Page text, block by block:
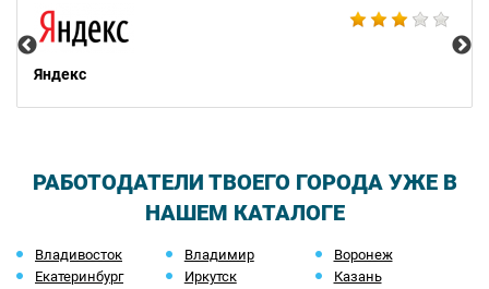
Яндекс
РАБОТОДАТЕЛИ ТВОЕГО ГОРОДА УЖЕ В
НАШЕМ КАТАЛОГЕ
Владивосток Владимир
Воронеж
Екатеринбург
Иркутск
Казань